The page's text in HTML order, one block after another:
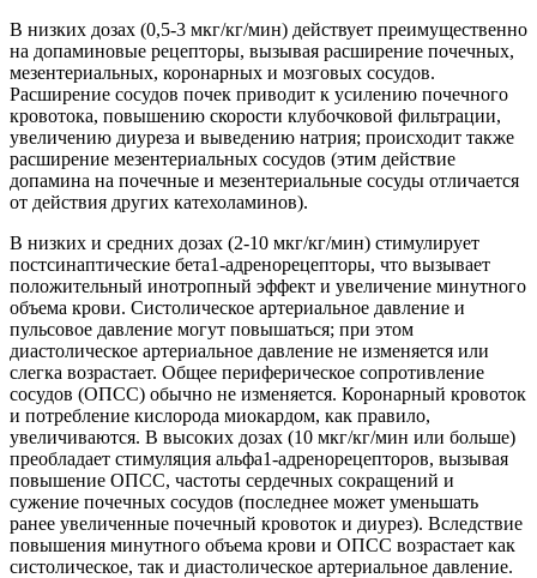
В низких дозах (0,5-3 мкг/кг/мин) действует преимущественно
на допаминовые рецепторы, вызывая расширение почечных,
мезентериальных, коронарных и мозговых сосудов.
Расширение сосудов почек приводит к усилению почечного
кровотока, повышению скорости клубочковой фильтрации,
увеличению диуреза и выведению натрия; происходит также
расширение мезентериальных сосудов (этим действие
допамина на почечные и мезентериальные сосуды отличается
от действия других катехоламинов).
В низких и средних дозах (2-10 мкг/кг/мин) стимулирует
постсинаптические бета1-адренорецепторы, что вызывает
положительный инотропный эффект и увеличение минутного
объема крови. Систолическое артериальное давление и
пульсовое давление могут повышаться; при этом
диастолическое артериальное давление не изменяется или
слегка возрастает. Общее периферическое сопротивление
сосудов (ОПСС) обычно не изменяется. Коронарный кровоток
и потребление кислорода миокардом, как правило,
увеличиваются. В высоких дозах (10 мкг/кг/мин или больше)
преобладает стимуляция альфа1-адренорецепторов, вызывая
повышение ОПСС, частоты сердечных сокращений и
сужение почечных сосудов (последнее может уменьшать
ранее увеличенные почечный кровоток и диурез). Вследствие
повышения минутного объема крови и ОПСС возрастает как
систолическое, так и диастолическое артериальное давление.